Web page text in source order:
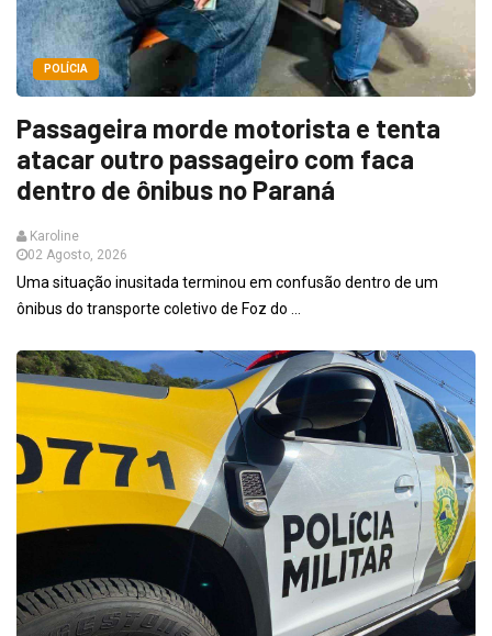
POLÍCIA
Passageira morde motorista e tenta
atacar outro passageiro com faca
dentro de ônibus no Paraná
Karoline
02 Agosto, 2026
Uma situação inusitada terminou em confusão dentro de um
ônibus do transporte coletivo de Foz do ...